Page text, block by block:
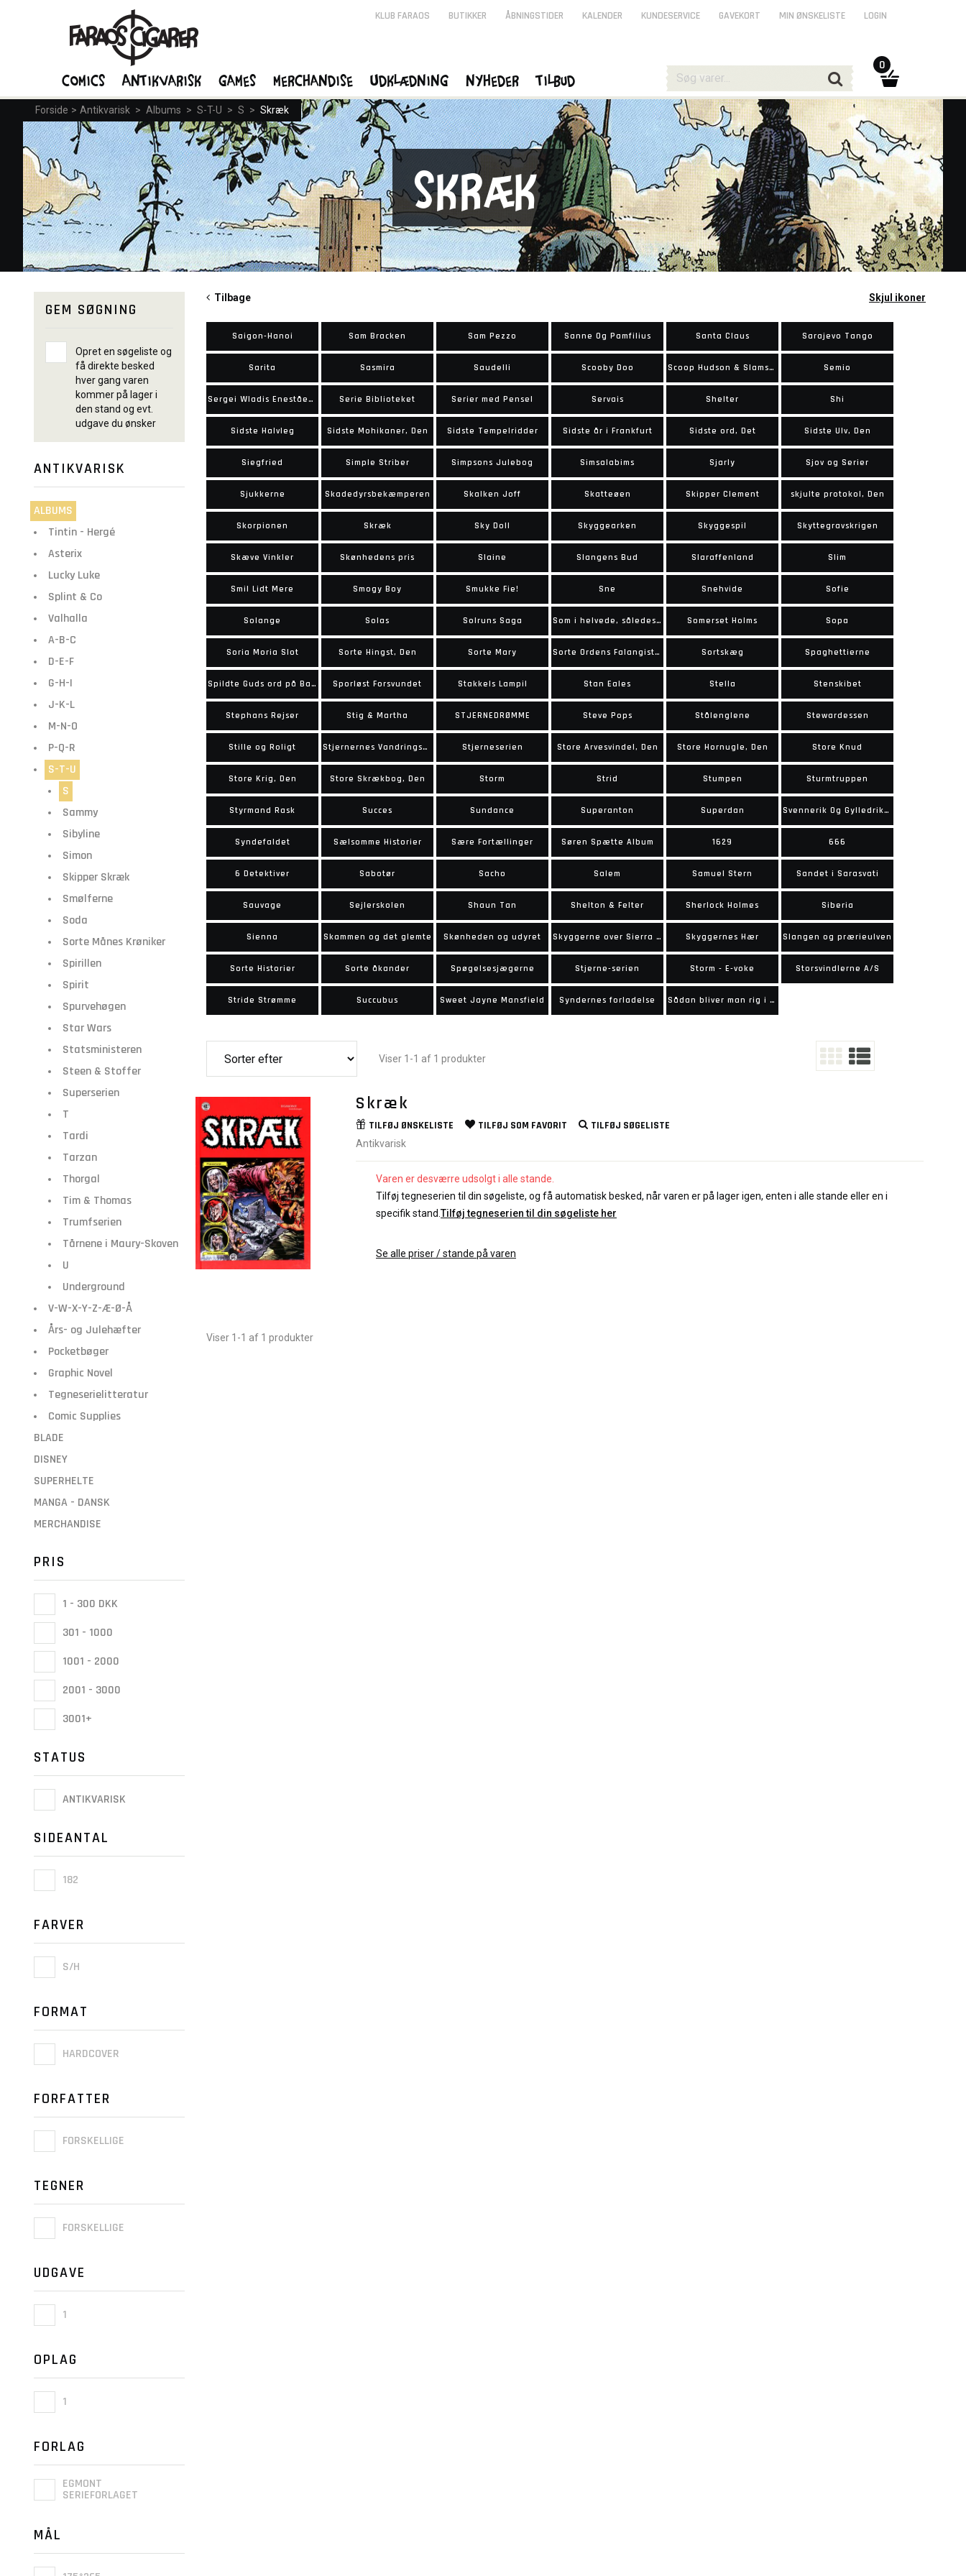
Forside > Antikvarisk > Albums > S-T-U > S > Skræk
Skræk
GEM SØGNING
Opret en søgeliste og
få direkte besked
hver gang varen
kommer på lager i
den stand og evt.
udgave du ønsker
ANTIKVARISK
ALBUMS
Tintin - Hergé
Asterix
Lucky Luke
Splint & Co
Valhalla
A-B-C
D-E-F
G-H-I
J-K-L
M-N-O
P-Q-R
S-T-U
S
Sammy
Sibyline
Simon
Skipper Skræk
Smølferne
Soda
Sorte Månes Krøniker
Spirillen
Spirit
Spurvehøgen
Star Wars
Statsministeren
Steen & Stoffer
Superserien
T
Tardi
Tarzan
Thorgal
Tim & Thomas
Trumfserien
Tårnene i Maury-Skoven
U
Underground
V-W-X-Y-Z-Æ-Ø-Å
Års- og Julehæfter
Pocketbøger
Graphic Novel
Tegneserielitteratur
Comic Supplies
BLADE
DISNEY
SUPERHELTE
MANGA - DANSK
MERCHANDISE
PRIS
1 - 300 DKK
301 - 1000
1001 - 2000
2001 - 3000
3001+
STATUS
ANTIKVARISK
SIDEANTAL
182
FARVER
S/H
FORMAT
HARDCOVER
FORFATTER
FORSKELLIGE
TEGNER
FORSKELLIGE
UDGAVE
1
OPLAG
1
FORLAG
EGMONT
SERIEFORLAGET
MÅL
Skjul ikoner
Tilbage
Saigon-Hanoi Sam Bracken Sam Pezzo Sanne Og Pamfilius Santa Claus Sarajevo Tango
Sarita Sasmira Saudelli Scooby Doo Scoop Hudson & Slamskurken Semio
Sergei Wladis Enestående Oplevelser Serie Biblioteket Serier med Pensel Servais Shelter Shi
Sidste Halvleg Sidste Mohikaner, Den Sidste Tempelridder Sidste år i Frankfurt Sidste ord, Det Sidste Ulv, Den
Siegfried Simple Striber Simpsons Julebog Simsalabims Sjarly Sjov og Serier
Sjukkerne Skadedyrsbekæmperen Skalken Joff Skatteøen Skipper Clement skjulte protokol, Den
Skorpionen Skræk Sky Doll Skyggearken Skyggespil Skyttegravskrigen
Skæve Vinkler Skønhedens pris Slaine Slangens Bud Slaraffenland Slim
Smil Lidt Mere Smogy Boy Smukke Fie! Sne Snehvide Sofie
Solange Solas Solruns Saga Som i helvede, således også på jorden Somerset Holms Sopa
Soria Moria Slot Sorte Hingst, Den Sorte Mary Sorte Ordens Falangister Sortskæg Spaghettierne
Spildte Guds ord på Balle-Lars Sporløst Forsvundet Stakkels Lampil Stan Eales Stella Stenskibet
Stephans Rejser Stig & Martha STJERNEDRØMME Steve Pops Stålenglene Stewardessen
Stille og Roligt Stjernernes Vandringsmand Stjerneserien Store Arvesvindel, Den Store Hornugle, Den Store Knud
Store Krig, Den Store Skrækbog, Den Storm Strid Stumpen Sturmtruppen
Styrmand Rask Succes Sundance Superanton Superdan Svennerik Og Gylledrikken
Syndefaldet Sælsomme Historier Sære Fortællinger Søren Spætte Album 1629 666
6 Detektiver Sabotør Sacho Salem Samuel Stern Sandet i Sarasvati
Sauvage Sejlerskolen Shaun Tan Shelton & Felter Sherlock Holmes Siberia
Sienna Skammen og det glemte Skønheden og udyret Skyggerne over Sierra Madre Skyggernes Hær Slangen og prærieulven
Sorte Historier Sorte åkander Spøgelsesjægerne Stjerne-serien Storm - E-voke Storsvindlerne A/S
Stride Strømme Succubus Sweet Jayne Mansfield Syndernes forladelse Sådan bliver man rig i juni 40
Viser 1-1 af 1 produkter
Skræk
TILFØJ ØNSKELISTE TILFØJ SOM FAVORIT TILFØJ SØGELISTE
Antikvarisk
Varen er desværre udsolgt i alle stande.
Tilføj tegneserien til din søgeliste, og få automatisk besked, når varen er på lager igen, enten i alle stande eller en i
specifik stand. Tilføj tegneserien til din søgeliste her
Se alle priser / stande på varen
Viser 1-1 af 1 produkter
KLUB FARAOS BUTIKKER ÅBNINGSTIDER KALENDER KUNDESERVICE GAVEKORT MIN ØNSKELISTE LOGIN
Comics Antikvarisk Games Merchandise Udklædning Nyheder Tilbud
0